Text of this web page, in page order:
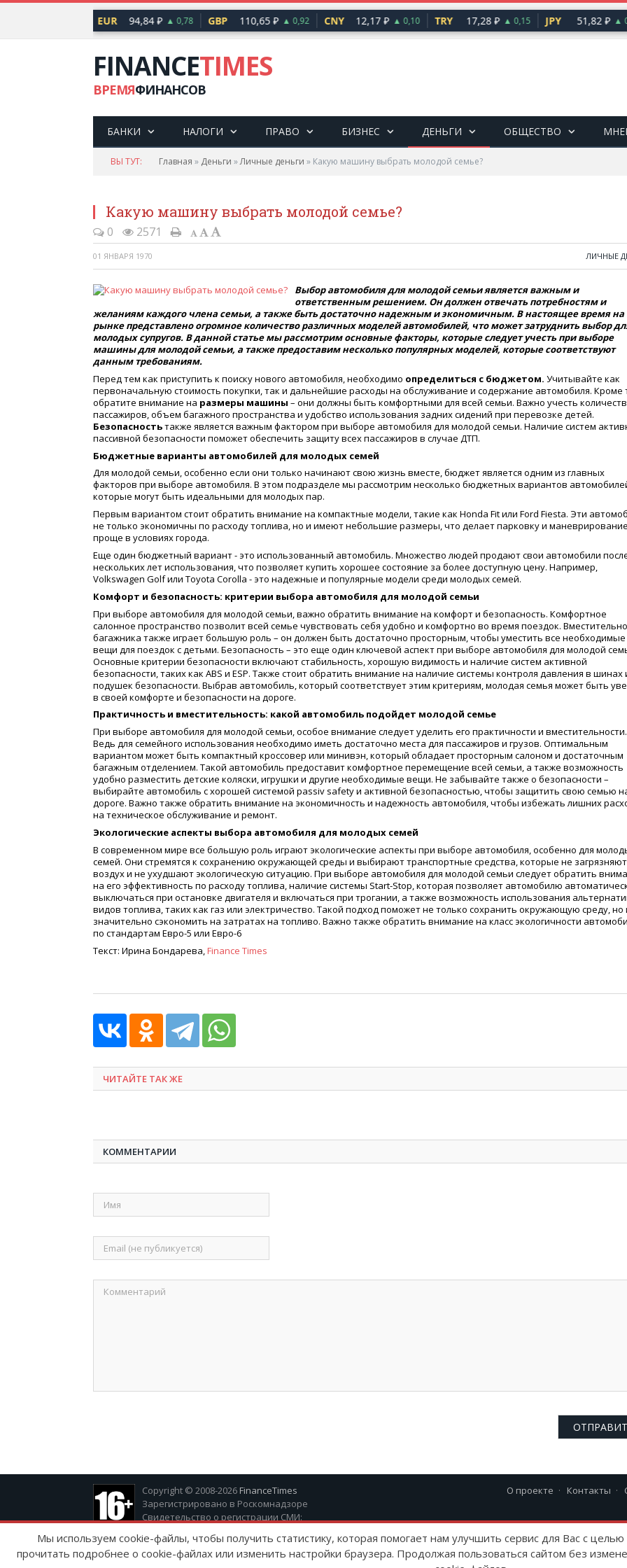
EUR 94,84 ₽ ▲ 0,78 GBP 110,65 ₽ ▲ 0,92 CNY 12,17 ₽ ▲ 0,10 TRY 17,28 ₽ ▲ 0,15 JPY 51,82 ₽ ▲
FINANCETIMES
ВРЕМЯФИНАНСОВ
БАНКИ НАЛОГИ ПРАВО БИЗНЕС ДЕНЬГИ ОБЩЕСТВО
ВЫ ТУТ: Главная » Деньги »Личные деньги » Какую машину выбрать молодой семье?
Какую машину выбрать молодой семье?
0 2571
01 ЯНВАРЯ 1970 ЛИЧНЫЕ
Выбор автомобиля для молодой семьи является важным и
ответственным решением. Он должен отвечать потребностям и
желаниям каждого члена семьи, а также быть достаточно надежным и экономичным. В настоящее время на
рынке представлено огромное количество различных моделей автомобилей, что может затруднить выбор
молодых супругов. В данной статье мы рассмотрим основные факторы, которые следует учесть при выборе
машины для молодой семьи, а также предоставим несколько популярных моделей, которые соответствуют
данным требованиям.
Перед тем как приступить к поиску нового автомобиля, необходимо определиться с бюджетом. Учитывайте как
первоначальную стоимость покупки, так и дальнейшие расходы на обслуживание и содержание автомобиля. Кроме
обратите внимание на размеры машины – они должны быть комфортными для всей семьи. Важно учесть
пассажиров, объем багажного пространства и удобство использования задних сидений при перевозке детей.
Безопасностьтакже является важным фактором при выборе автомобиля для молодой семьи. Наличие систем
пассивной безопасности поможет обеспечить защиту всех пассажиров в случае ДТП.
Бюджетные варианты автомобилей для молодых семей
Для молодой семьи, особенно если они только начинают свою жизнь вместе, бюджет является одним из главных
факторов при выборе автомобиля. В этом подразделе мы рассмотрим несколько бюджетных вариантов
которые могут быть идеальными для молодых пар.
Первым вариантом стоит обратить внимание на компактные модели, такие как Honda Fit или Ford Fiesta. Эти
не только экономичны по расходу топлива, но и имеют небольшие размеры, что делает парковку и маневрирование
проще в условиях города.
Еще один бюджетный вариант - это использованный автомобиль. Множество людей продают свои автомобили
нескольких лет использования, что позволяет купить хорошее состояние за более доступную цену. Например,
Volkswagen Golf или Toyota Corolla - это надежные и популярные модели среди молодых семей.
Комфорт и безопасность: критерии выбора автомобиля для молодой семьи
При выборе автомобиля для молодой семьи, важно обратить внимание на комфорт и безопасность. Комфортное
салонное пространство позволит всей семье чувствовать себя удобно и комфортно во время поездок.
багажника также играет большую роль – он должен быть достаточно просторным, чтобы уместить все необходимые
вещи для поездок с детьми. Безопасность – это еще один ключевой аспект при выборе автомобиля для молодой
Основные критерии безопасности включают стабильность, хорошую видимость и наличие систем активной
безопасности, таких как ABS и ESP. Также стоит обратить внимание на наличие системы контроля давления в шинах
подушек безопасности. Выбрав автомобиль, который соответствует этим критериям, молодая семья может быть
в своей комфорте и безопасности на дороге.
Практичность и вместительность: какой автомобиль подойдет молодой семье
При выборе автомобиля для молодой семьи, особое внимание следует уделить его практичности и вместительности.
Ведь для семейного использования необходимо иметь достаточно места для пассажиров и грузов. Оптимальным
вариантом может быть компактный кроссовер или минивэн, который обладает просторным салоном и достаточным
багажным отделением. Такой автомобиль предоставит комфортное перемещение всей семьи, а также возможность
удобно разместить детские коляски, игрушки и другие необходимые вещи. Не забывайте также о безопасности –
выбирайте автомобиль с хорошей системой passiv safety и активной безопасностью, чтобы защитить свою семью
дороге. Важно также обратить внимание на экономичность и надежность автомобиля, чтобы избежать лишних
на техническое обслуживание и ремонт.
Экологические аспекты выбора автомобиля для молодых семей
В современном мире все большую роль играют экологические аспекты при выборе автомобиля, особенно для
семей. Они стремятся к сохранению окружающей среды и выбирают транспортные средства, которые не загрязняют
воздух и не ухудшают экологическую ситуацию. При выборе автомобиля для молодой семьи следует обратить
на его эффективность по расходу топлива, наличие системы Start-Stop, которая позволяет автомобилю
выключаться при остановке двигателя и включаться при трогании, а также возможность использования
видов топлива, таких как газ или электричество. Такой подход поможет не только сохранить окружающую среду, но
значительно сэкономить на затратах на топливо. Важно также обратить внимание на класс экологичности
по стандартам Евро-5 или Евро-6
Текст: Ирина Бондарева, Finance Times
ЧИТАЙТЕ ТАК ЖЕ
КОММЕНТАРИИ
Copyright © 2008-2026 FinanceTimes
Зарегистрировано в Роскомнадзоре
Свидетельство о регистрации СМИ:
О проекте Контакты
Мы используем cookie-файлы, чтобы получить статистику, которая помогает нам улучшить сервис для Вас с
прочитать подробнее о cookie-файлах или изменить настройки браузера. Продолжая пользоваться сайтом без